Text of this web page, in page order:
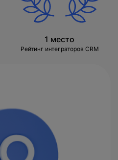
1 место
Рейтинг интеграторов CRM